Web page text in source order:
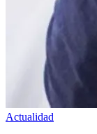
Actualidad